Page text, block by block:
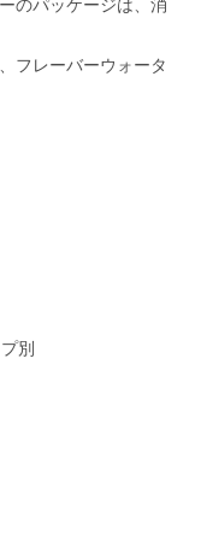
フレーバーウォータ
別